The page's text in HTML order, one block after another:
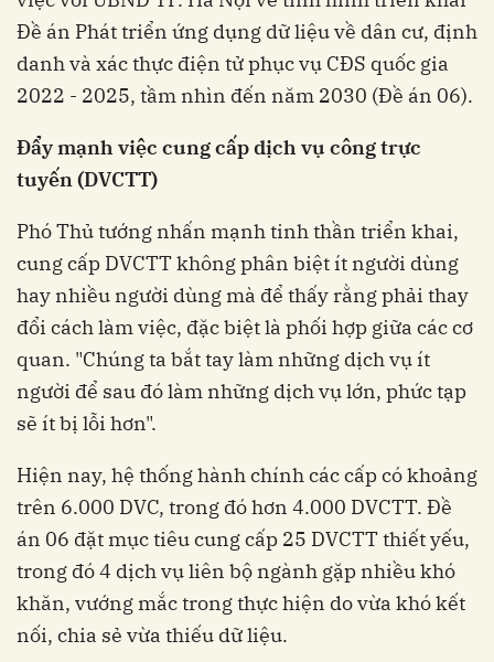
Đề án Phát triển ứng dụng dữ liệu về dân cư, định
danh và xác thực điện tử phục vụ CĐS quốc gia
2022 - 2025, tầm nhìn đến năm 2030 (Đề án 06).
Đẩy mạnh việc cung cấp dịch vụ công trực
tuyến (DVCTT)
Phó Thủ tướng nhấn mạnh tinh thần triển khai,
cung cấp DVCTT không phân biệt ít người dùng
hay nhiều người dùng mà để thấy rằng phải thay
đổi cách làm việc, đặc biệt là phối hợp giữa các cơ
quan. "Chúng ta bắt tay làm những dịch vụ ít
người để sau đó làm những dịch vụ lớn, phức tạp
sẽ ít bị lỗi hơn".
Hiện nay, hệ thống hành chính các cấp có khoảng
trên 6.000 DVC, trong đó hơn 4.000 DVCTT. Đề
án 06 đặt mục tiêu cung cấp 25 DVCTT thiết yếu,
trong đó 4 dịch vụ liên bộ ngành gặp nhiều khó
khăn, vướng mắc trong thực hiện do vừa khó kết
nối, chia sẻ vừa thiếu dữ liệu.